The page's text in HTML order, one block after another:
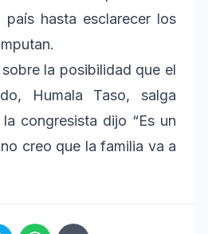
país hasta esclarecer los
la posibilidad que el
Humala Taso, salga
congresista dijo “Es un
creo que la familia va a